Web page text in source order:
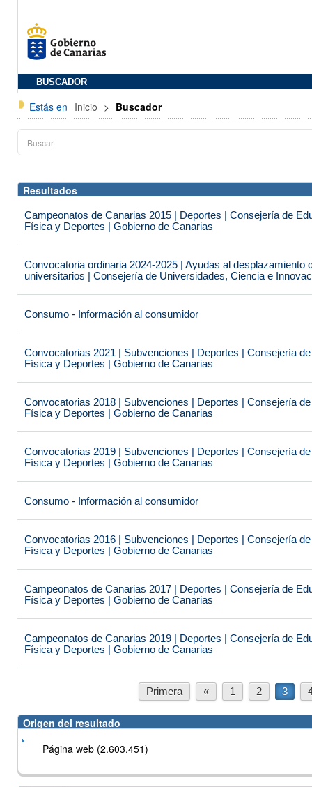
BUSCADOR
Estás en Inicio > Buscador
Resultados
Campeonatos de Canarias 2015 | Deportes | Consejería de
Física y Deportes | Gobierno de Canarias
Convocatoria ordinaria 2024-2025 | Ayudas al desplazamiento
universitarios | Consejería de Universidades, Ciencia e
Consumo - Información al consumidor
Convocatorias 2021 | Subvenciones | Deportes | Consejería
Física y Deportes | Gobierno de Canarias
Convocatorias 2018 | Subvenciones | Deportes | Consejería
Física y Deportes | Gobierno de Canarias
Convocatorias 2019 | Subvenciones | Deportes | Consejería
Física y Deportes | Gobierno de Canarias
Consumo - Información al consumidor
Convocatorias 2016 | Subvenciones | Deportes | Consejería
Física y Deportes | Gobierno de Canarias
Campeonatos de Canarias 2017 | Deportes | Consejería de
Física y Deportes | Gobierno de Canarias
Campeonatos de Canarias 2019 | Deportes | Consejería de
Física y Deportes | Gobierno de Canarias
Primera « 1 2 3
Origen del resultado
Página web (2.603.451)